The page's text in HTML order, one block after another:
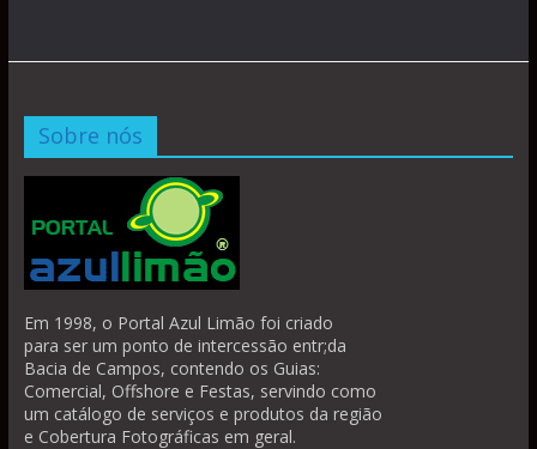
Sobre nós
Em 1998, o Portal Azul Limão foi criado
para ser um ponto de intercessão entr;da
Bacia de Campos, contendo os Guias:
Comercial, Offshore e Festas, servindo como
um catálogo de serviços e produtos da região
e Cobertura Fotográficas em geral.